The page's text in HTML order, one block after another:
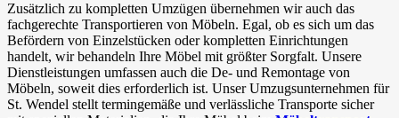
Zusätzlich zu kompletten Umzügen übernehmen wir auch das
fachgerechte Transportieren von Möbeln. Egal, ob es sich um das
Befördern von Einzelstücken oder kompletten Einrichtungen
handelt, wir behandeln Ihre Möbel mit größter Sorgfalt. Unsere
Dienstleistungen umfassen auch die De- und Remontage von
Möbeln, soweit dies erforderlich ist. Unser Umzugsunternehmen für
St. Wendel stellt termingemäße und verlässliche Transporte sicher